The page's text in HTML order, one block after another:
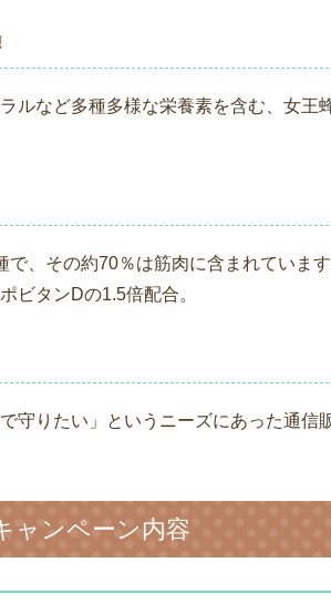
ルなど多種多様な栄養素を含む、女王
、その約70％は筋肉に含まれています
ビタンDの1.5倍配合。
守りたい」というニーズにあった通信
ャンペーン内容